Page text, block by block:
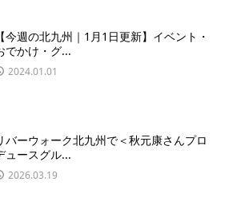
【今週の北九州｜1月1日更新】イベント・
でかけ・グ...
2024.01.01
バーウォーク北九州で＜秋元康さんプロ
ュースグル...
2026.03.19